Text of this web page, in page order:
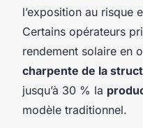
l’exposition au risque
Certains opérateurs
rendement solaire en
charpente de la
jusqu’à 30 % la
modèle traditionnel.